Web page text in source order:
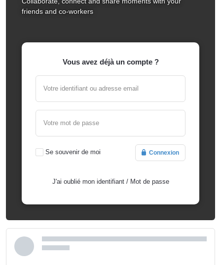
friends and co-workers
Vous avez déjà un compte ?
Votre identifiant ou adresse email
Votre mot de passe
Se souvenir de moi Connexion
J'ai oublié mon identifiant/ Mot de passe